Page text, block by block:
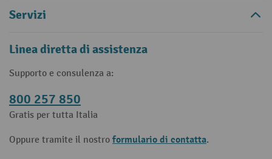
Servizi
Linea diretta di assistenza
Supporto e consulenza a:
800 257 850
Gratis per tutta Italia
Oppure tramite il nostro formulario di contatta.